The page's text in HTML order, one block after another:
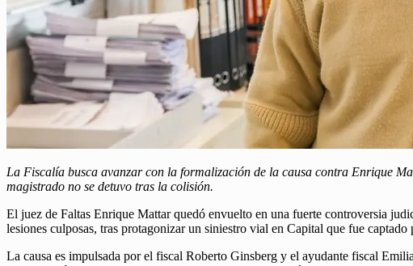
La Fiscalía busca avanzar con la formalización de la causa contra Enrique
magistrado no se detuvo tras la colisión.
El juez de Faltas Enrique Mattar quedó envuelto en una fuerte controversia
lesiones culposas, tras protagonizar un siniestro vial en Capital que fue captado
La causa es impulsada por el fiscal Roberto Ginsberg y el ayudante fiscal